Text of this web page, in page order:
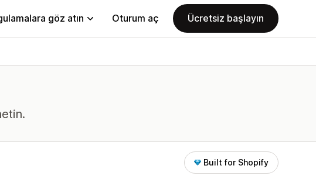
göz atın Oturum aç Ücretsiz başlayın
Built for Shopify